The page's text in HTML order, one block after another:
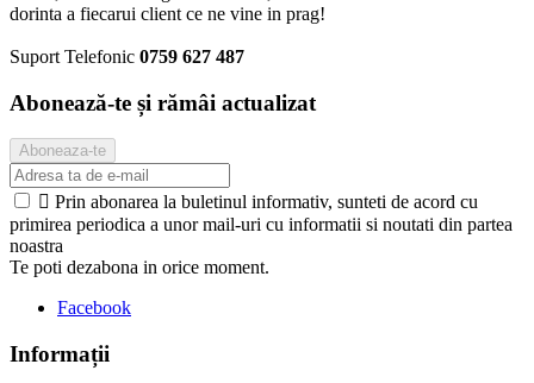
dorinta a fiecarui client ce ne vine in prag!
Suport Telefonic 0759 627 487
Abonează-te și rămâi actualizat
 Prin abonarea la buletinul informativ, sunteti de acord cu
primirea periodica a unor mail-uri cu informatii si noutati din partea
noastra
Te poti dezabona in orice moment.
Facebook
Informații